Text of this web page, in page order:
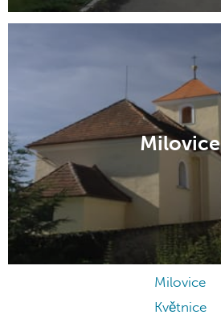
Milovice
Milovice
Květnice